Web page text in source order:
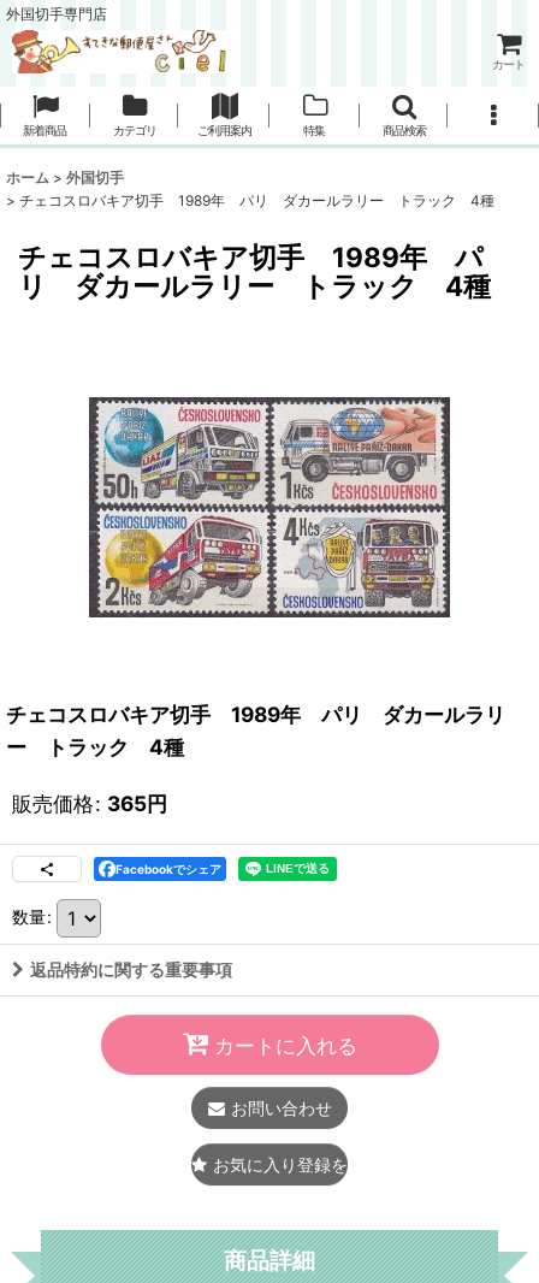
外国切手専門店
カート
新着商品 カテゴリ ご利用案内 特集 商品検索
ホーム > 外国切手
> チェコスロバキア切手 1989年 パリ ダカールラリー トラック 4種
チェコスロバキア切手 1989年 パ
リ ダカールラリー トラック 4種
チェコスロバキア切手 1989年 パリ ダカールラリ
ー トラック 4種
販売価格: 365円
Facebookでシェア
数量:
返品特約に関する重要事項
カートに入れる
お問い合わせ
お気に入り登録をする
商品詳細